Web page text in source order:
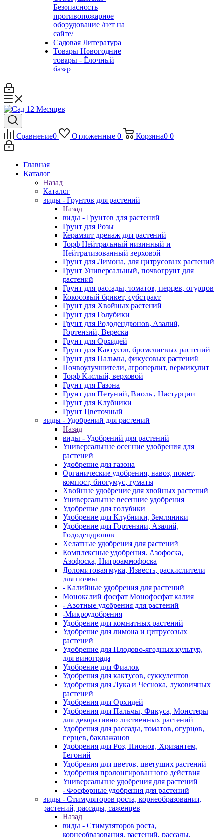
Безопасность
противопожарное
оборудование /нет на
сайте/
Садовая Литература
Товары Новогодние
товары - Ёлочный
базар
Сравнение0 Отложенные 0 Корзина0 0
Главная
Каталог
Назад
Каталог
виды - Грунтов для растений
Назад
виды - Грунтов для растений
Грунт для Розы
Керамзит дренаж для растений
Торф Нейтральный низинный и
Нейтрализованный верховой
Грунт для Лимона, для цитрусовых растений
Грунт Универсальный, почвогрунт для
растений
Грунт для рассады, томатов, перцев, огурцов
Кокосовый брикет, субстракт
Грунт для Хвойных растений
Грунт для Голубики
Грунт для Рододендронов, Азалий,
Гортензий, Вереска
Грунт для Орхидей
Грунт для Кактусов, бромелиевых растений
Грунт для Пальмы, фикусовых растений
Почвоулучшители, агроперлит, вермикулит
Торф Кислый, верховой
Грунт для Газона
Грунт для Петуний, Виолы, Настурции
Грунт для Клубники
Грунт Цветочный
виды - Удобрений для растений
Назад
виды - Удобрений для растений
Универсальные осенние удобрения для
растений
Удобрение для газона
Органические удобрения, навоз, помет,
компост, биогумус, гуматы
Хвойные удобрение для хвойных растений
Универсальные весенние удобрения
Удобрение для голубики
Удобрение для Клубники, Земляники
Удобрение для Гортензии, Азалий,
Рододендронов
Хелатные удобрения для растений
Комплексные удобрения. Азофоска,
Азофоска, Нитроаммофоска
Доломитовая мука, Известь, раскислители
для почвы
- Калийные удобрения для растений
Монокалий фосфат Монофосфат калия
- Азотные удобрения для растений
-Микроудобрения
Удобрение для комнатных растений
Удобрение для лимона и цитрусовых
растений
Удобрение для Плодово-ягодных культур,
для винограда
Удобрение для Фиалок
Удобрения для кактусов, суккулентов
Удобрения для Лука и Чеснока, луковичных
растений
Удобрения для Орхидей
Удобрения для Пальмы, Фикуса, Монстеры
для декоративно лиственных растений
Удобрения для рассады, томатов, огурцов,
перцев, баклажанов
Удобрения для Роз, Пионов, Хризантем,
Бегоний
Удобрения для цветов, цветущих растений
Удобрения пролонгированного действия
Универсальные удобрения для растений
- Фосфорные удобрения для растений
виды - Стимуляторов роста, корнеобразования,
растений, рассады, саженцев
Назад
виды - Стимуляторов роста,
корнеобразования, растений, рассады,